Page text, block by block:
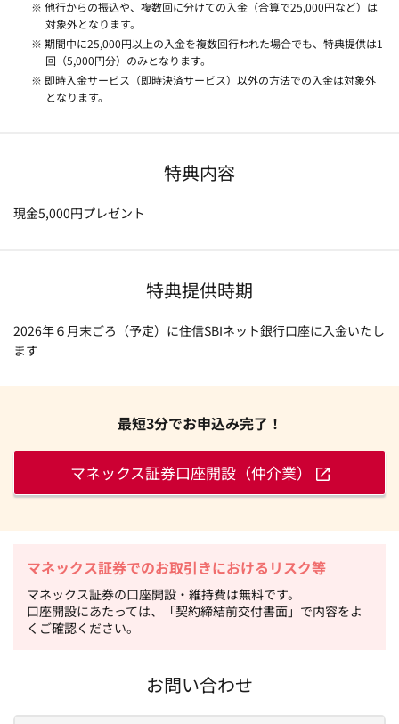
※ 他行からの振込や、複数回に分けての入金（合算で25,000円など）は
対象外となります。
※ 期間中に25,000円以上の入金を複数回行われた場合でも、特典提供は1
回（5,000円分）のみとなります。
※ 即時入金サービス（即時決済サービス）以外の方法での入金は対象外
となります。
特典内容
現金5,000円プレゼント
特典提供時期
2026年６月末ごろ（予定）に住信SBIネット銀行口座に入金いたし
ます
最短3分でお申込み完了！
マネックス証券口座開設（仲介業）
マネックス証券でのお取引きにおけるリスク等
マネックス証券の口座開設・維持費は無料です。
口座開設にあたっては、「契約締結前交付書面」で内容をよ
くご確認ください。
お問い合わせ